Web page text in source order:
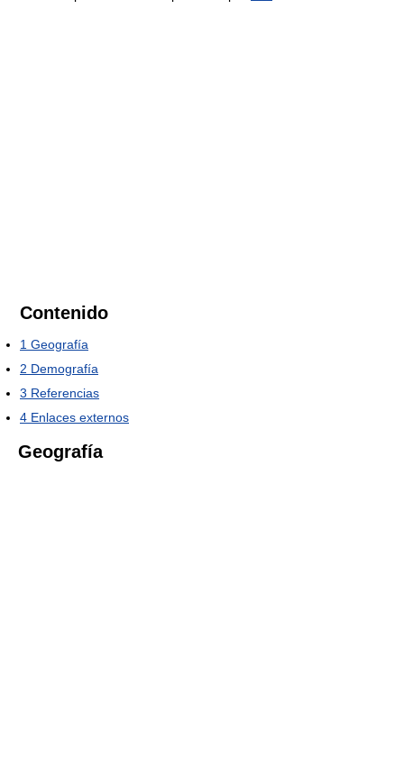
Contenido
1 Geografía
2 Demografía
3 Referencias
4 Enlaces externos
Geografía